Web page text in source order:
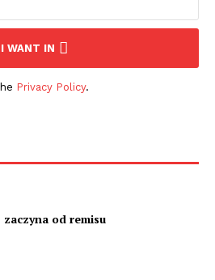
I WANT IN
Privacy Policy.
zaczyna od remisu